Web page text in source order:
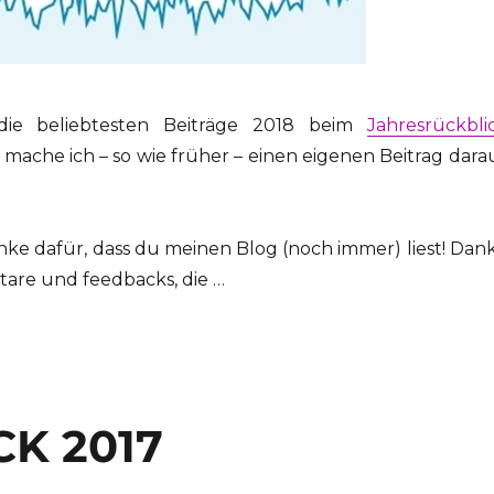
beliebtesten Beiträge 2018 beim
ich – so wie früher – einen eigenen Beitrag
dafür, dass du meinen Blog (noch immer) liest!
und feedbacks, die …
2017